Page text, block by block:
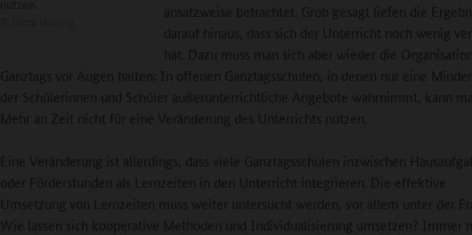
ansatzweise betrachtet. Grob gesagt liefen die
darauf hinaus, dass sich der Unterricht noch wenig
hat. Dazu muss man sich aber wieder die Organisation
Ganztags vor Augen halten: In offenen Ganztagsschulen, in denen nur eine
der Schülerinnen und Schüler außerunterrichtliche Angebote wahrnimmt, kann
Mehr an Zeit nicht für eine Veränderung des Unterrichts nutzen.
Eine Veränderung ist allerdings, dass viele Ganztagsschulen inzwischen
oder Förderstunden als Lernzeiten in den Unterricht integrieren. Die effektive
Umsetzung von Lernzeiten muss weiter untersucht werden, vor allem unter der
Wie lassen sich kooperative Methoden und Individualisierung umsetzen? Immer